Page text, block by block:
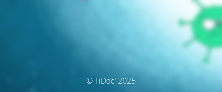
© TiDoc' 2025